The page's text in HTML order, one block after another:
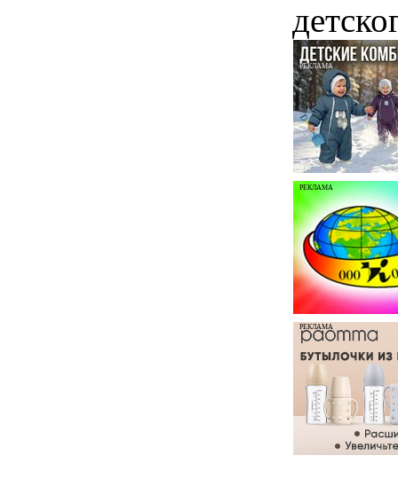
РЕКЛАМА
РЕКЛАМА
РЕКЛАМА